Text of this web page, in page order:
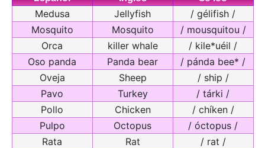
Medusa
Jellyfish
/ gélifish /
Mosquito
Mosquito
/ mousquitou /
Orca
killer whale
/ kile*uéil /
Oso panda
Panda bear
/ pánda bee* /
Oveja
Sheep
/ ship /
Pavo
Turkey
/ tárki /
Pollo
Chicken
/ chíken /
Pulpo
Octopus
/ óctopus /
Rata
Rat
/ rat /